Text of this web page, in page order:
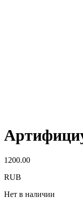
1200.00
RUB
Нет в наличии